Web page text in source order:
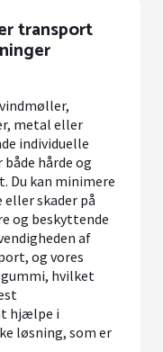
transport
metal eller
individuelle
hårde og
Du kan minimere
skader på
og beskyttende
af
og vores
hvilket
hjælpe i
løsning, som er